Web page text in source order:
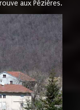
aux Pézières.